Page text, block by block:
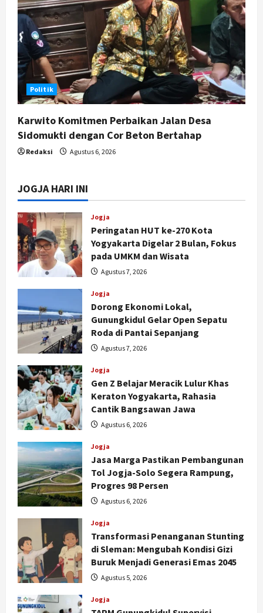
Politik
Karwito Komitmen Perbaikan Jalan Desa
Sidomukti dengan Cor Beton Bertahap
Redaksi Agustus 6, 2026
JOGJA HARI INI
Jogja
Peringatan HUT ke-270 Kota
Yogyakarta Digelar 2 Bulan, Fokus
pada UMKM dan Wisata
Agustus 7, 2026
Jogja
Dorong Ekonomi Lokal,
Gunungkidul Gelar Open Sepatu
Roda di Pantai Sepanjang
Agustus 7, 2026
Jogja
Gen Z Belajar Meracik Lulur Khas
Keraton Yogyakarta, Rahasia
Cantik Bangsawan Jawa
Agustus 6, 2026
Jogja
Jasa Marga Pastikan Pembangunan
Tol Jogja-Solo Segera Rampung,
Progres 98 Persen
Agustus 6, 2026
Jogja
Transformasi Penanganan Stunting
di Sleman: Mengubah Kondisi Gizi
Buruk Menjadi Generasi Emas 2045
Agustus 5, 2026
Jogja